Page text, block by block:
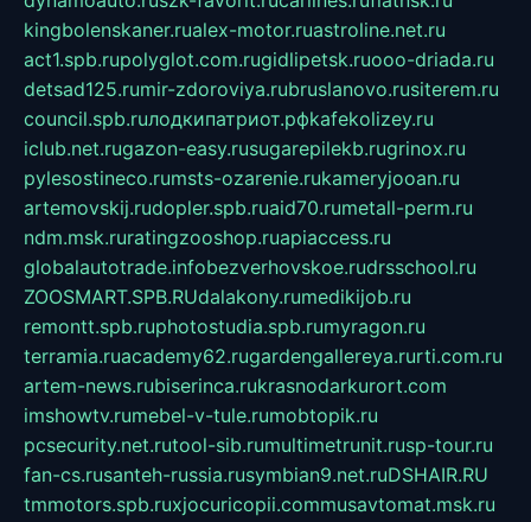
kingbolenskaner.rualex-motor.ruastroline.net.ru
act1.spb.rupolyglot.com.rugidlipetsk.ruooo-driada.ru
detsad125.rumir-zdoroviya.rubruslanovo.rusiterem.ru
council.spb.ruлодкипатриот.рфkafekolizey.ru
iclub.net.rugazon-easy.rusugarepilekb.rugrinox.ru
pylesostineco.rumsts-ozarenie.rukameryjooan.ru
artemovskij.rudopler.spb.ruaid70.rumetall-perm.ru
ndm.msk.ruratingzooshop.ruapiaccess.ru
globalautotrade.infobezverhovskoe.rudrsschool.ru
ZOOSMART.SPB.RUdalakony.rumedikijob.ru
remontt.spb.ruphotostudia.spb.rumyragon.ru
terramia.ruacademy62.rugardengallereya.rurti.com.ru
artem-news.rubiserinca.rukrasnodarkurort.com
imshowtv.rumebel-v-tule.rumobtopik.ru
pcsecurity.net.rutool-sib.rumultimetrunit.rusp-tour.ru
fan-cs.rusanteh-russia.rusymbian9.net.ruDSHAIR.RU
tmmotors.spb.ruxjocuricopii.commusavtomat.msk.ru